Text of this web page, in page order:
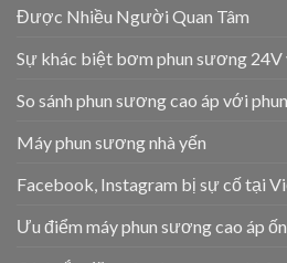
Được Nhiều Người Quan Tâm
Sự khác biệt bơm phun sương
So sánh phun sương cao áp với
Máy phun sương nhà yến
Facebook, Instagram bị sự cố tại
Ưu điểm máy phun sương cao áp